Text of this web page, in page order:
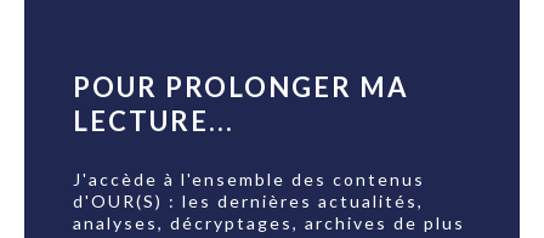
POUR PROLONGER MA
LECTURE...
J'accède à l'ensemble des contenus
d'OUR(S) : les dernières actualités,
analyses, décryptages, archives de plus